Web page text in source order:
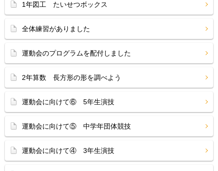
1年図工 たいせつボックス
全体練習がありました
運動会のプログラムを配付しました
2年算数 長方形の形を調べよう
運動会に向けて⑥ 5年生演技
運動会に向けて⑤ 中学年団体競技
運動会に向けて④ 3年生演技